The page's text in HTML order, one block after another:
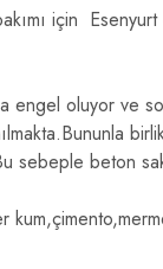
için
engel oluyor ve
sebeple beton